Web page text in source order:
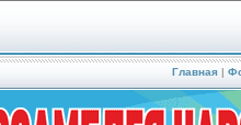
Главная |